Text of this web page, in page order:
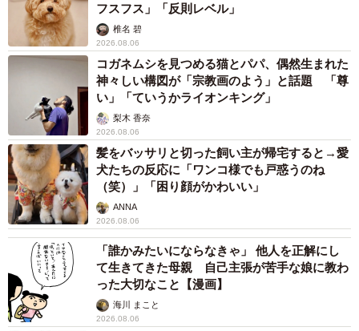
フスフス」「反則レベル」
椎名 碧
2026.08.06
コガネムシを見つめる猫とパパ、偶然生まれた
神々しい構図が「宗教画のよう」と話題 「尊
い」「ていうかライオンキング」
梨木 香奈
2026.08.06
髪をバッサリと切った飼い主が帰宅すると→愛
犬たちの反応に「ワンコ様でも戸惑うのね
（笑）」「困り顔がかわいい」
ANNA
2026.08.06
「誰かみたいにならなきゃ」 他人を正解にし
て生きてきた母親 自己主張が苦手な娘に教わ
った大切なこと【漫画】
海川 まこと
2026.08.06